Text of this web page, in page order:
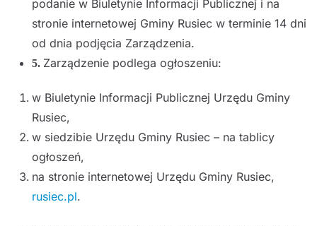
podanie w Biuletynie Informacji Publicznej i na
stronie internetowej Gminy Rusiec w terminie 14 dni
od dnia podjęcia Zarządzenia.
5. Zarządzenie podlega ogłoszeniu:
w Biuletynie Informacji Publicznej Urzędu Gminy
Rusiec,
w siedzibie Urzędu Gminy Rusiec – na tablicy
ogłoszeń,
na stronie internetowej Urzędu Gminy Rusiec,
rusiec.pl.